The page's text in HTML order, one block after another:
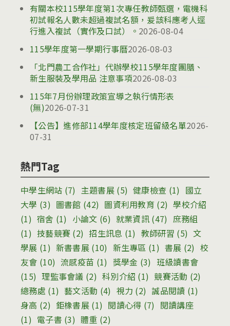
告
有關本校115學年度第1次專任教師甄選，電機科
初試報名人數未超過複試名額，爰該科應考人逕
行進入複試（實作及口試）。 2026-08-04
115學年度第一學期行事曆2026-08-03
「北門農工合作社」代辦學校115學年度團膳、
新生服裝及學用品 注意事項2026-08-03
115年7月份辦理政策宣導之執行情形表
(無)2026-07-31
【公告】進修部114學年度核定班留級名單2026-
07-31
熱門Tag
中學生網站 (7) 主題書展(5) 健康檢查 (1) 國立
大學 (3) 圖書館 (42) 圖資利用教育 (2) 學校介紹
(1) 宿舍 (1) 小論文 (6) 就業資訊 (47) 庶務組
(1) 技藝競賽 (2) 招生訊息 (1) 教師研習 (5) 文
學展 (1) 新書書展 (10) 新生專區 (1) 書展 (2) 校
友會 (10) 流感疫苗 (1) 獎學金 (3) 班級讀書會
(15) 理監事會議 (2) 科別介紹 (1) 競賽活動 (2)
總務處 (1) 藝文活動 (4) 視力 (2) 誠品閱讀 (1)
身高 (2) 鉅橡書展 (1) 閱讀心得 (7) 閱讀講座
(1) 電子書 (3) 體重 (2)